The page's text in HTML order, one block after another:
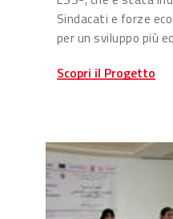
Sindacati e forze
per un sviluppo più
Scopri il Progetto